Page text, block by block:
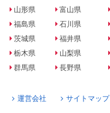
山形県
福島県
茨城県
栃木県
群馬県
富山県
石川県
福井県
山梨県
長野県
運営会社 サイトマップ